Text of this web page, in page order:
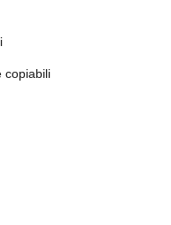
copiabili